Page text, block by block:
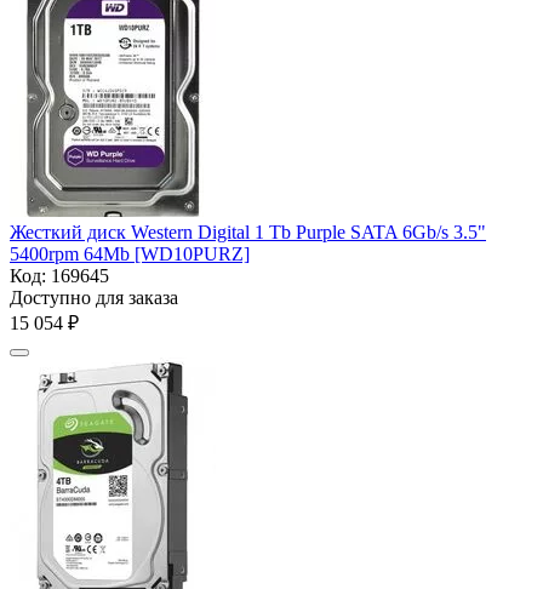
Жесткий диск Western Digital 1 Tb Purple SATA 6Gb/s 3.5"
5400rpm 64Mb [WD10PURZ]
Код: 169645
Доступно для заказа
15 054 ₽